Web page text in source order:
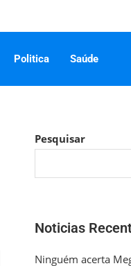
Politica Saúde
Pesquisar
Noticias
Ninguém acerta